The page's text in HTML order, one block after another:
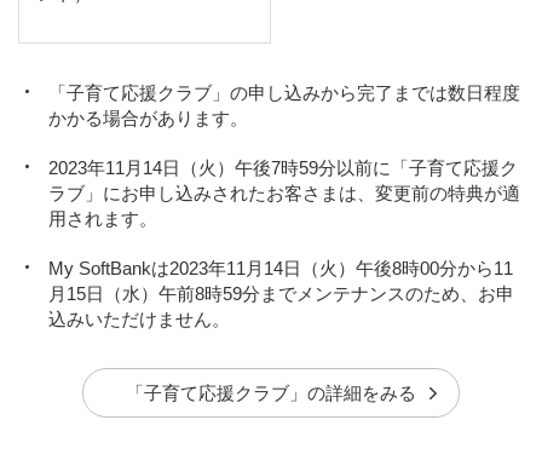
「子育て応援クラブ」の申し込みから完了までは数日程度
かかる場合があります。
2023年11月14日（火）午後7時59分以前に「子育て応援ク
ラブ」にお申し込みされたお客さまは、変更前の特典が適
用されます。
My SoftBankは2023年11月14日（火）午後8時00分から11
月15日（水）午前8時59分までメンテナンスのため、お申
込みいただけません。
「子育て応援クラブ」の詳細をみる